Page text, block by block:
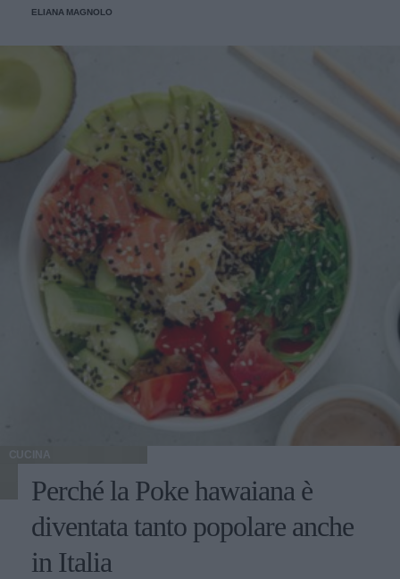
veramente stupendo.
ELIANA MAGNOLO
CUCINA
Perché la Poke hawaiana è
diventata tanto popolare anche
in Italia